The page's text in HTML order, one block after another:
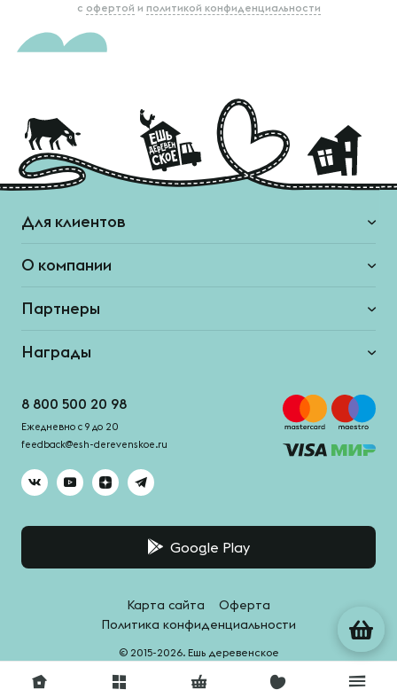
с офертой и политикой конфиденциальности
Для клиентов
О компании
Партнеры
Награды
8 800 500 20 98
Ежедневно с 9 до 20
feedback@esh-derevenskoe.ru
Google Play
© 2015-2026. Ешь деревенское
Карта сайта
Оферта
Политика конфиденциальности
Система качества - HACCPro